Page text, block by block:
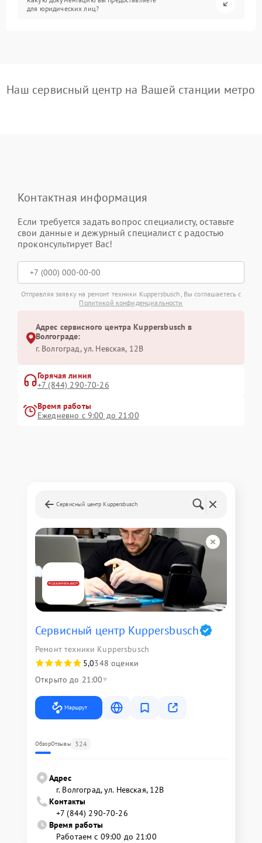
для юридических лиц?
Наш сервисный центр на Вашей станции метро
Контактная информация
Если требуется задать вопрос специалисту, оставьте
свои данные и дежурный специалист с радостью
проконсультирует Вас!
Отправляя заявку на ремонт техники Kuppersbusch, Вы соглашаетесь с
Политикой конфиденциальности
Адрес сервисного центра Kuppersbusch в
Волгограде:
г. Волгоград, ул. Невская, 12В
Горячая линия
+7 (844) 290-70-26
Время работы
Ежедневно с 9:00 до 21:00
Сервисный центр Kuppersbusch
Сервисный центр Kuppersbusch
Ремонт техники Kuppersbusch
5,0348 оценки
Открыто до 21:00
Маршрут
ОбзорОтзывы 324
Адрес
г. Волгоград, ул. Невская, 12В
Контакты
+7 (844) 290-70-26
Время работы
Работаем с 09:00 до 21:00